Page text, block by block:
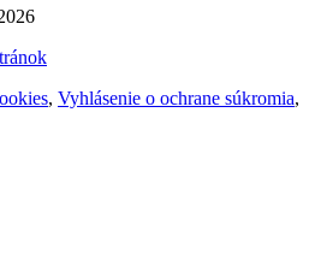
, Vyhlásenie o ochrane súkromia,